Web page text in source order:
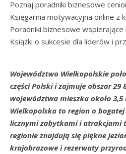
Poznaj poradniki biznesowe
Księgarnia motywacyjna online z
Poradniki biznesowe
Książki o sukcesie dla liderów i
Województwo Wielkopolskie
części Polski i zajmuje obszar 29
województwa mieszka około
Wielkopolska to region o
licznymi zabytkami i atrakcjami
regionie znajdują się piękne
krajobrazowe i rezerwaty